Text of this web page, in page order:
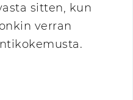
sitten, kun
verran